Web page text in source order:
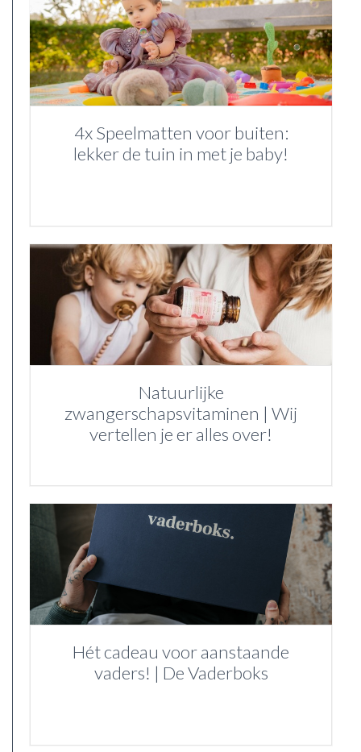
4x Speelmatten voor buiten:
lekker de tuin in met je baby!
Natuurlijke
zwangerschapsvitaminen | Wij
vertellen je er alles over!
Hét cadeau voor aanstaande
vaders! | De Vaderboks